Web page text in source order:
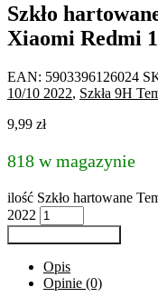
Szkło
Xiaomi Redmi
EAN: 5903396126024
10/10 2022, Szkła 9H
9,99 zł
818 w magazynie
ilość Szkło hartowane
2022
Opis
Opinie (0)